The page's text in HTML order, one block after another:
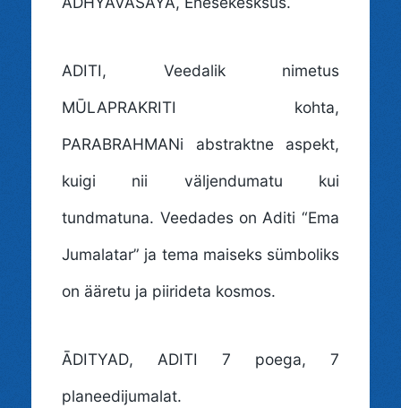
ADITI, Veedalik nimetus
MŪLAPRAKRITI kohta,
PARABRAHMANi abstraktne aspekt,
kuigi nii väljendumatu kui
tundmatuna. Veedades on Aditi “Ema
Jumalatar” ja tema maiseks sümboliks
on ääretu ja piirideta kosmos.
ĀDITYAD, ADITI 7 poega, 7
planeedijumalat.